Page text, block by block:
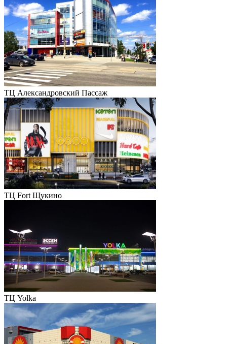
ТЦ Александровский Пассаж
ТЦ Fort Щукино
ТЦ Yolka